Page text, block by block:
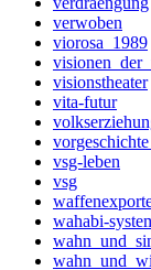
verwoben
viorosa_1989
visionstheater
vita-futur
vsg-leben
vsg
wahabi-